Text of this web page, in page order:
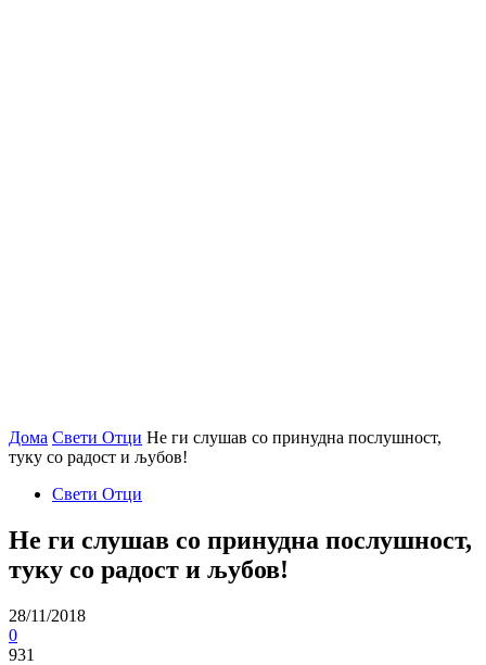
Дома Свети Отци Не ги слушав со принудна послушност,
туку со радост и љубов!
Свети Отци
Не ги слушав со принудна послушност,
туку со радост и љубов!
28/11/2018
0
931